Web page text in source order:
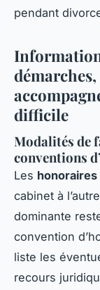
pendant
difficile
Modalités de
conventions
Les
cabinet à
dominante
convention
liste les
recours